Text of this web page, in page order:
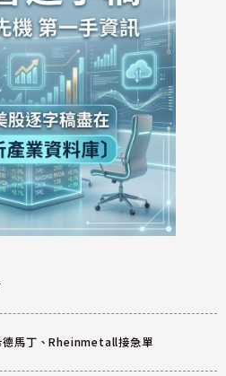
馬丁、Rheinmetall接急單